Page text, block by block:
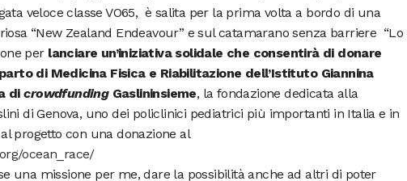
veloce classe VO65, è salita per la prima volta a bordo di una
“New Zealand Endeavour” e sul catamarano senza barriere “Lo
per lanciare un’iniziativa solidale che consentirà di donare
di Medicina Fisica e Riabilitazione dell’Istituto Giannina
dicrowdfundingGaslininsieme, la fondazione dedicata alla
di Genova, uno dei policlinici pediatrici più importanti in Italia e in
progetto con una donazione al
ocean_race/
una missione per me, dare la possibilità anche ad altri di poter